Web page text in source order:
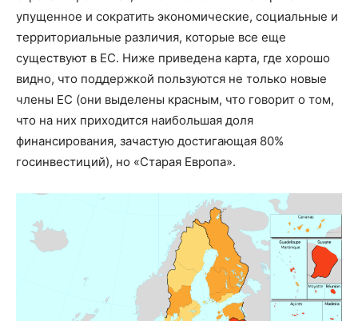
упущенное и сократить экономические, социальные и
территориальные различия, которые все еще
существуют в ЕС. Ниже приведена карта, где хорошо
видно, что поддержкой пользуются не только новые
члены ЕС (они выделены красным, что говорит о том,
что на них приходится наибольшая доля
финансирования, зачастую достигающая 80%
госинвестиций), но «Старая Европа».